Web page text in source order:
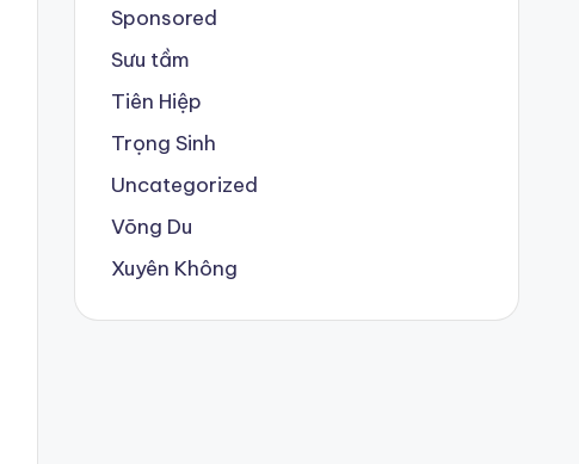
Sponsored
Sưu tầm
Tiên Hiệp
Trọng Sinh
Uncategorized
Võng Du
Xuyên Không